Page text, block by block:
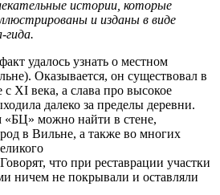
истории, которые
и изданы в виде
гида.
удалось узнать о местном
Оказывается, он существовал в
XI века, а слава про высокое
далеко за пределы деревни.
можно найти в стене,
в Вильне, а также во многих
что при реставрации участки
ничем не покрывали и оставляли